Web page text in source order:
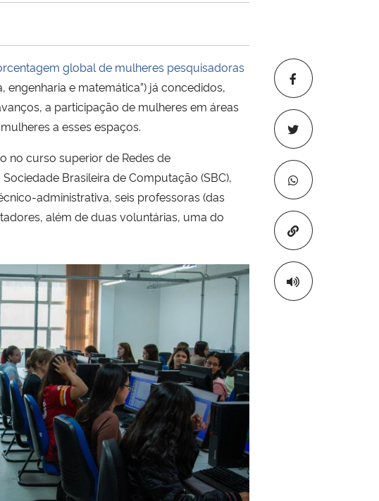
Copiar para
global de mulheres pesquisadoras
engenharia e matemática”) já concedidos,
a participação de mulheres em áreas
a esses espaços.
no curso superior de Redes de
Brasileira de Computação (SBC),
administrativa, seis professoras (das
além de duas voluntárias, uma do